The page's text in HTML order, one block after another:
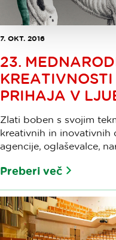
7. OKT. 2016
23.
PRIHAJA V
Zlati boben s svojim
kreativnih in inovativnih
agencije, oglaševalce,
Preberi več